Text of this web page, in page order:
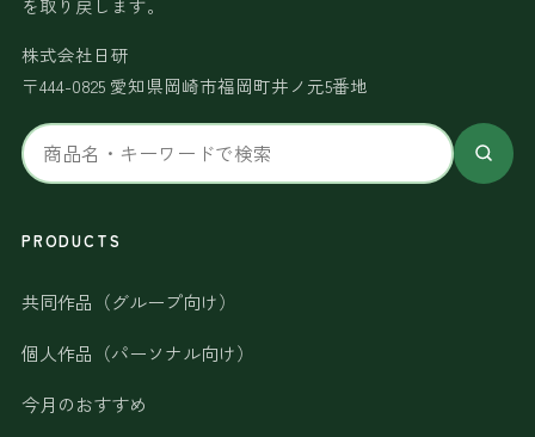
を取り戻します。
株式会社日研
〒444-0825 愛知県岡崎市福岡町井ノ元5番地
サ
イ
内
索
PRODUCTS
共同作品（グループ向け）
個人作品（パーソナル向け）
今月のおすすめ